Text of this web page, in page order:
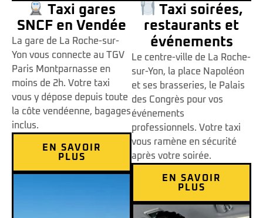
Taxi gares
SNCF en Vendée
La gare de La Roche-sur-
Yon vous connecte au TGV
Paris Montparnasse en
moins de 2h. Votre taxi
vous y dépose depuis toute
la côte vendéenne, bagages
inclus.
EN SAVOIR
PLUS
Taxi soirées,
restaurants et
événements
Le centre-ville de La Roche-
sur-Yon, la place Napoléon
et ses brasseries, le Palais
des Congrès pour vos
événements
professionnels. Votre taxi
vous ramène en sécurité
après votre soirée.
EN SAVOIR
PLUS